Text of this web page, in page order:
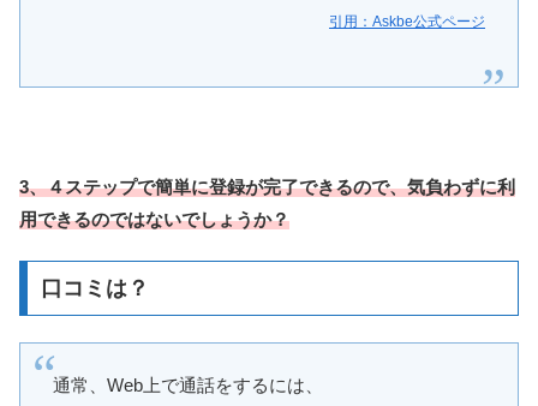
引用：Askbe公式ページ
3、４ステップで簡単に登録が完了できるので、気負わずに利
用できるのではないでしょうか？
口コミは？
通常、Web上で通話をするには、